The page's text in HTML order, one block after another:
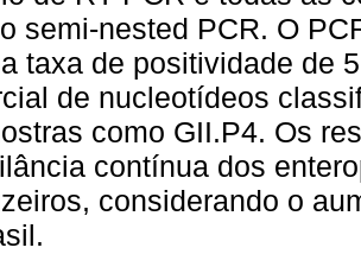
semi-nested PCR. O
taxa de positividade de
de nucleotídeos
como GII.P4. Os
contínua dos
considerando o